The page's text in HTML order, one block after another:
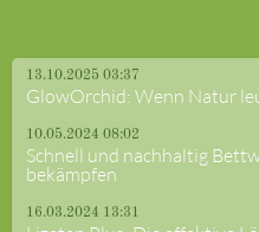
13.10.2025 03:37
GlowOrchid: Wenn Natur
10.05.2024 08:02
Schnell und nachhaltig
bekämpfen
16.03.2024 13:31